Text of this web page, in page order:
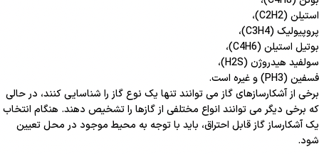
استیلن (C2H2)،
پروپیولیک (C3H4)،
بوتیل استیلن (C4H6)،
سولفید هیدروژن (H2S)،
فسفین (PH3) و غیره است.
برخی از آشکارسازهای گاز می توانند تنها یک نوع گاز را شناسایی کنند، در حالی
که برخی دیگر می توانند انواع مختلفی از گازها را تشخیص دهند. هنگام انتخاب
یک آشکارساز گاز قابل احتراق، باید با توجه به محیط موجود در محل تعیین
شود.